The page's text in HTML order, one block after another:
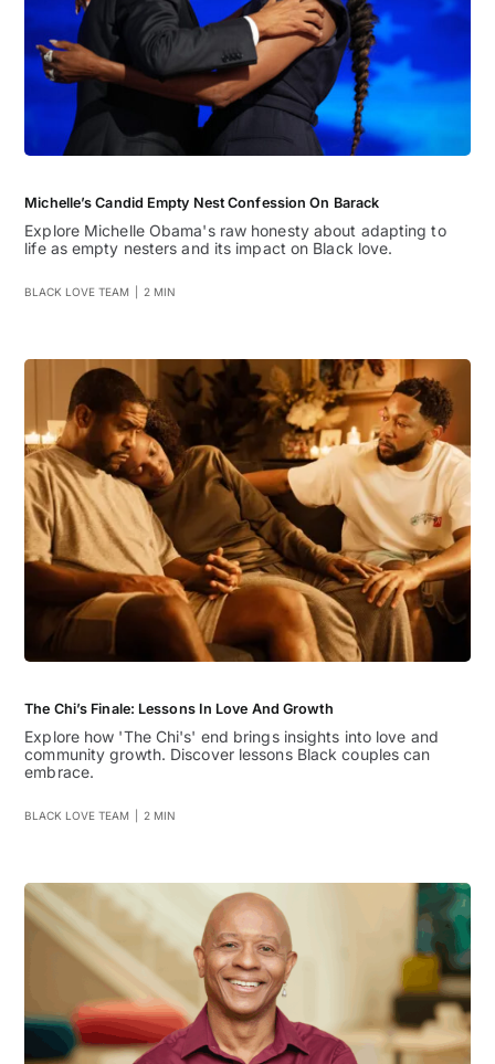
Michelle’s Candid Empty Nest Confession On Barack
Explore Michelle Obama's raw honesty about adapting to
life as empty nesters and its impact on Black love.
BLACK LOVE TEAM 2 MIN
The Chi’s Finale: Lessons In Love And Growth
Explore how 'The Chi's' end brings insights into love and
community growth. Discover lessons Black couples can
embrace.
BLACK LOVE TEAM 2 MIN